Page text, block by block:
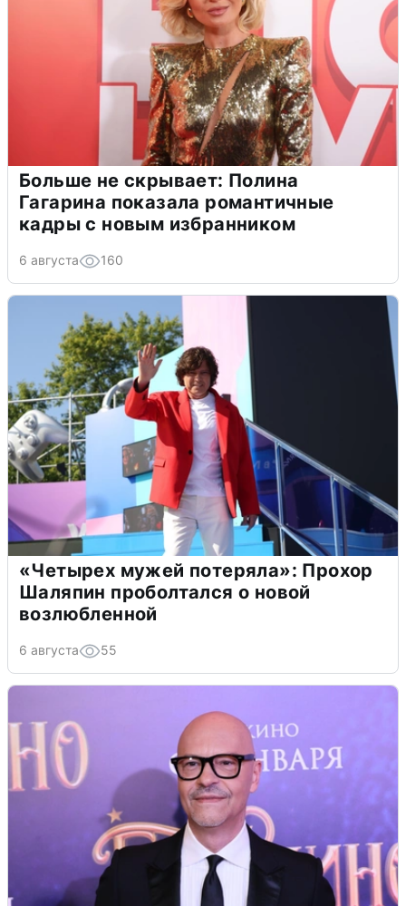
Больше не скрывает: Полина
Гагарина показала романтичные
кадры с новым избранником
6 августа 160
«Четырех мужей потеряла»: Прохор
Шаляпин проболтался о новой
возлюбленной
6 августа 55